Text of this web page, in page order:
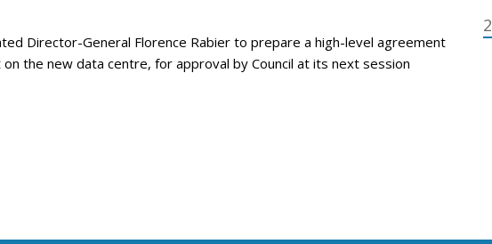
Director-General Florence Rabier to prepare a high-level agreement
the new data centre, for approval by Council at its next session